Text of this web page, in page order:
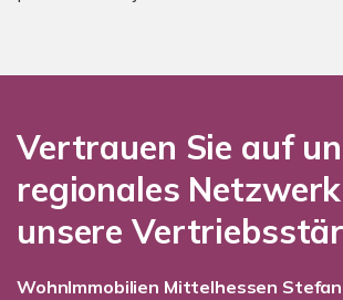
Vertrauen Sie auf
regionales
unsere
WohnImmobilien Mittelhessen